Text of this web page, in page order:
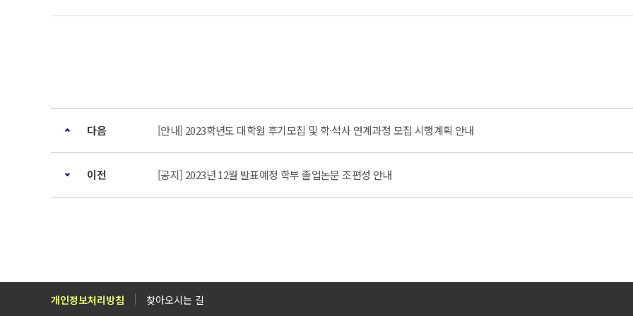
다음 [안내] 2023학년도 대학원 후기모집 및 학·석사 연계과정 모집 시행계획 안내
이전 [공지] 2023년 12월 발표예정 학부 졸업논문 조편성 안내
개인정보처리방침 찾아오시는 길